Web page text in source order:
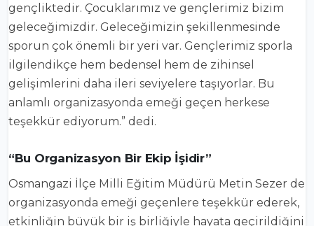
gençliktedir. Çocuklarımız ve gençlerimiz bizim
geleceğimizdir. Geleceğimizin şekillenmesinde
sporun çok önemli bir yeri var. Gençlerimiz sporla
ilgilendikçe hem bedensel hem de zihinsel
gelişimlerini daha ileri seviyelere taşıyorlar. Bu
anlamlı organizasyonda emeği geçen herkese
teşekkür ediyorum.” dedi.
“Bu Organizasyon Bir Ekip İşidir”
Osmangazi İlçe Milli Eğitim Müdürü Metin Sezer de
organizasyonda emeği geçenlere teşekkür ederek,
etkinliğin büyük bir iş birliğiyle hayata geçirildiğini